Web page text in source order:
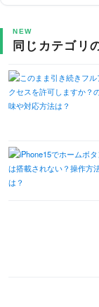
NEW
同じカテゴリ